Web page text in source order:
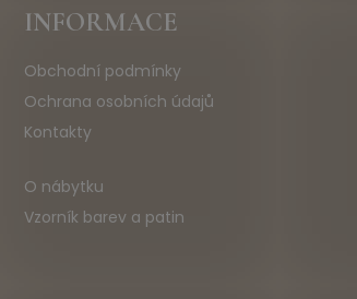
INFORMACE
Obchodní podmínky
Ochrana osobních údajů
Kontakty
O nábytku
Vzorník barev a patin